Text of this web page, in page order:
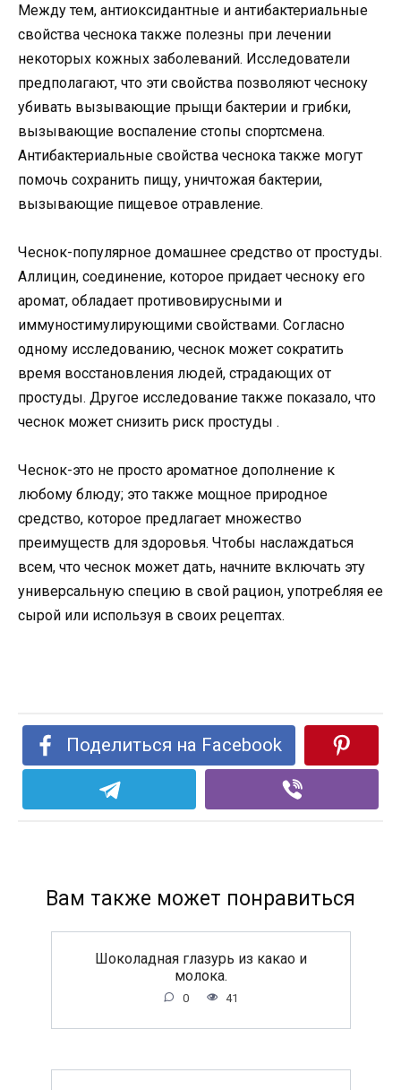
Между тем, антиоксидантные и антибактериальные
свойства чеснока также полезны при лечении
некоторых кожных заболеваний. Исследователи
предполагают, что эти свойства позволяют чесноку
убивать вызывающие прыщи бактерии и грибки,
вызывающие воспаление стопы спортсмена.
Антибактериальные свойства чеснока также могут
помочь сохранить пищу, уничтожая бактерии,
вызывающие пищевое отравление.
Чеснок-популярное домашнее средство от простуды.
Аллицин, соединение, которое придает чесноку его
аромат, обладает противовирусными и
иммуностимулирующими свойствами. Согласно
одному исследованию, чеснок может сократить
время восстановления людей, страдающих от
простуды. Другое исследование также показало, что
чеснок может снизить риск простуды .
Чеснок-это не просто ароматное дополнение к
любому блюду; это также мощное природное
средство, которое предлагает множество
преимуществ для здоровья. Чтобы наслаждаться
всем, что чеснок может дать, начните включать эту
универсальную специю в свой рацион, употребляя ее
сырой или используя в своих рецептах.
Поделиться на Facebook
Вам также может понравиться
Шоколадная глазурь из какао и
молока.
0 41